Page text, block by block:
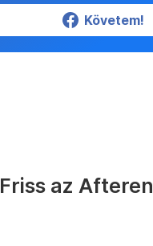
Követem!
Friss az Afteren